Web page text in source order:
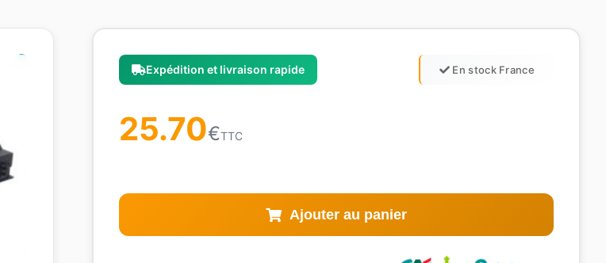
Expédition et livraison rapide En stock France
25.70€TTC
Ajouter au panier